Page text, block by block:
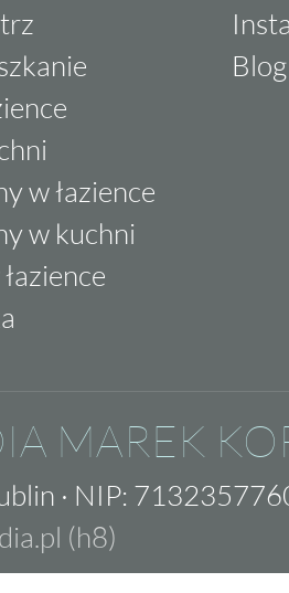
w łazience
w kuchni
Blog
MAREK
· NIP:
(h8)